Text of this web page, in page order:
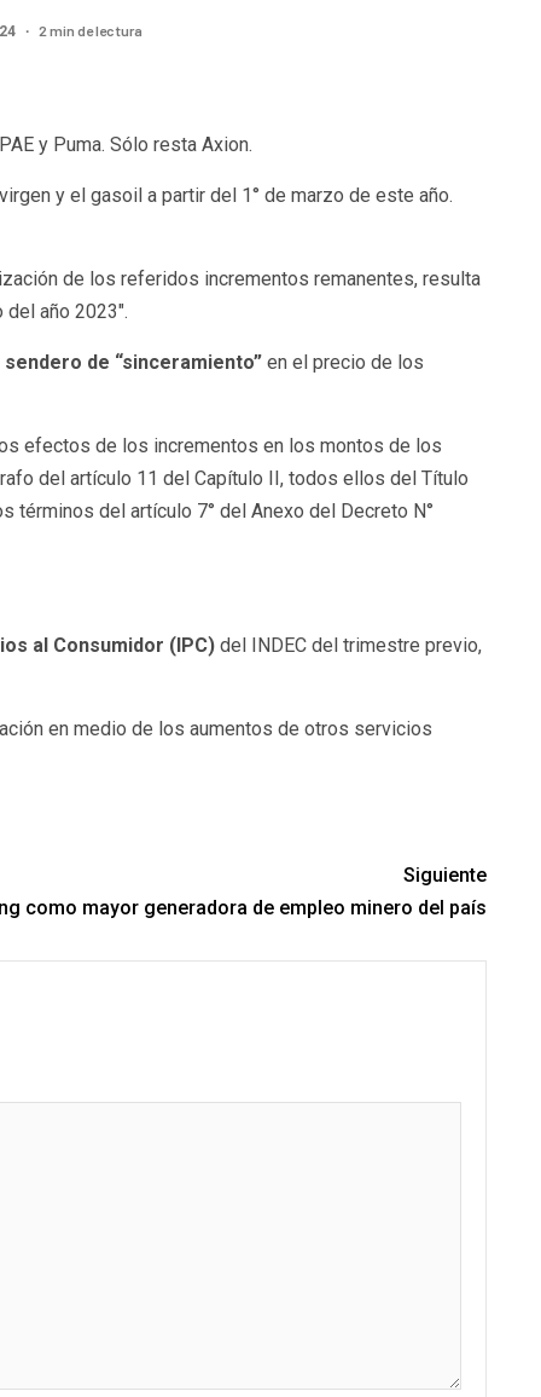
2 min de lectura
y Puma. Sólo resta Axion.
y el gasoil a partir del 1° de marzo de este año.
de los referidos incrementos remanentes, resulta
año 2023″.
sendero de “sinceramiento” en el precio de los
efectos de los incrementos en los montos de los
del artículo 11 del Capítulo II, todos ellos del Título
términos del artículo 7° del Anexo del Decreto N°
al Consumidor (IPC) del INDEC del trimestre previo,
en medio de los aumentos de otros servicios
Siguiente
como mayor generadora de empleo minero del país